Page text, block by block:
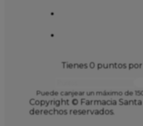
Tienes 0 puntos
Puede canjear un máximo de
Copyright © Farmacia
derechos reservados.